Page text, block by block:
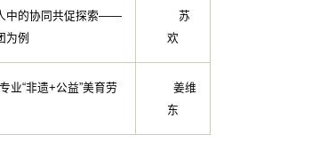
中的协同共促探索——
为例
苏
欢
“非遗+公益”美育劳
姜维
东